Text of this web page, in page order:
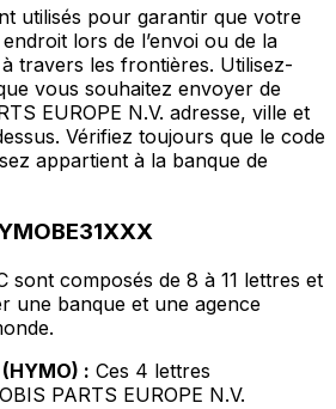
utilisés pour garantir que votre
lors de l’envoi ou de la
travers les frontières. Utilisez-
vous souhaitez envoyer de
EUROPE N.V. adresse, ville et
Vérifiez toujours que le code
appartient à la banque de
sont composés de 8 à 11 lettres et
une banque et une agence
: Ces 4 lettres
PARTS EUROPE N.V.